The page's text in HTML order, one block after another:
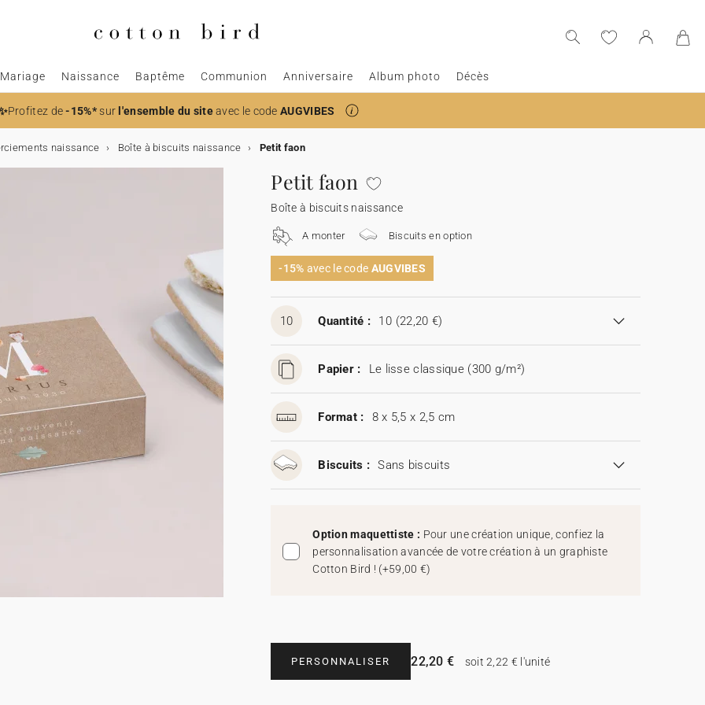
Mariage Naissance Baptême Communion Anniversaire Album photo Décès
Profitez de-15%*surl'ensemble du siteavec le code AUGVIBES
naissance Boîte à biscuits naissance Petit faon
Petit faon
Boîte à biscuits naissance
A monter Biscuits en option
-15% avec le code AUGVIBES
10 Quantité : 10 (22,20 €)
Papier : Le lisse classique (300 g/m²)
Format : 8 x 5,5 x 2,5 cm
Biscuits : Sans biscuits
Option maquettiste : Pour une création unique, confiez la
personnalisation avancée de votre création à un graphiste
Cotton Bird ! (+59,00 €)
PERSONNALISER 22,20 € soit 2,22 € l'unité